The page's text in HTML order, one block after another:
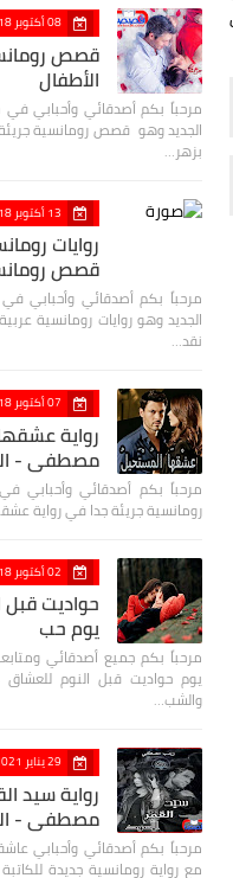
08 أكتوبر 2018
قصص
الأطفال
الجديد وهو قصص رومانسية
بزهر…
13 أكتوبر 2018
روايات
قصص
الجديد وهو روايات رومانسية
نقد…
07 أكتوبر 2018
رواية
مصطفي -
رومانسية جريئة جدا في رواية
02 أكتوبر 2018
يوم حب
يوم حواديت قبل النوم
والشب…
29 يناير 2021
رواية سيد
مصطفي -
مرحباً بكم أصدقائي وأحبابي
مع رواية رومانسية جديدة